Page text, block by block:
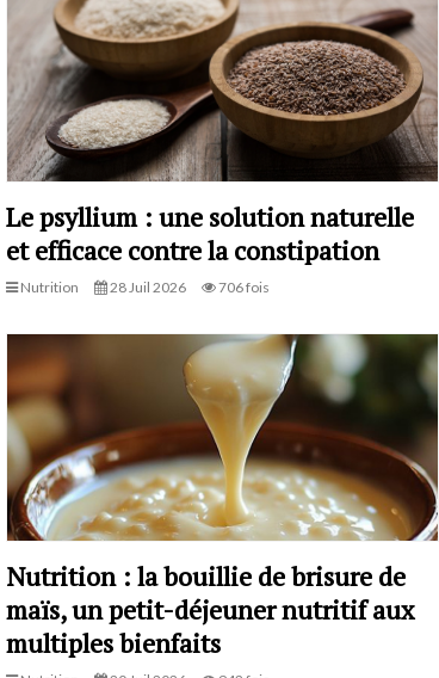
Le psyllium : une solution naturelle
et efficace contre la constipation
Nutrition 28 Juil 2026 706 fois
Nutrition : la bouillie de brisure de
maïs, un petit-déjeuner nutritif aux
multiples bienfaits